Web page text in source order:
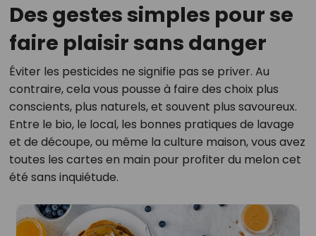
Des gestes simples pour se
faire plaisir sans danger
Éviter les pesticides ne signifie pas se priver. Au
contraire, cela vous pousse à faire des choix plus
conscients, plus naturels, et souvent plus savoureux.
Entre le bio, le local, les bonnes pratiques de lavage
et de découpe, ou même la culture maison, vous avez
toutes les cartes en main pour profiter du melon cet
été sans inquiétude.